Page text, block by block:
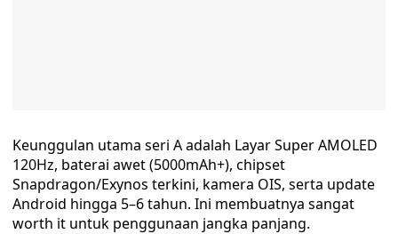
Keunggulan utama seri A adalah Layar Super AMOLED
120Hz, baterai awet (5000mAh+), chipset
Snapdragon/Exynos terkini, kamera OIS, serta update
Android hingga 5–6 tahun. Ini membuatnya sangat
worth it untuk penggunaan jangka panjang.